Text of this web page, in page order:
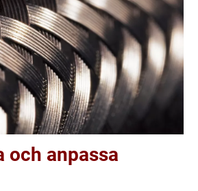
och anpassa